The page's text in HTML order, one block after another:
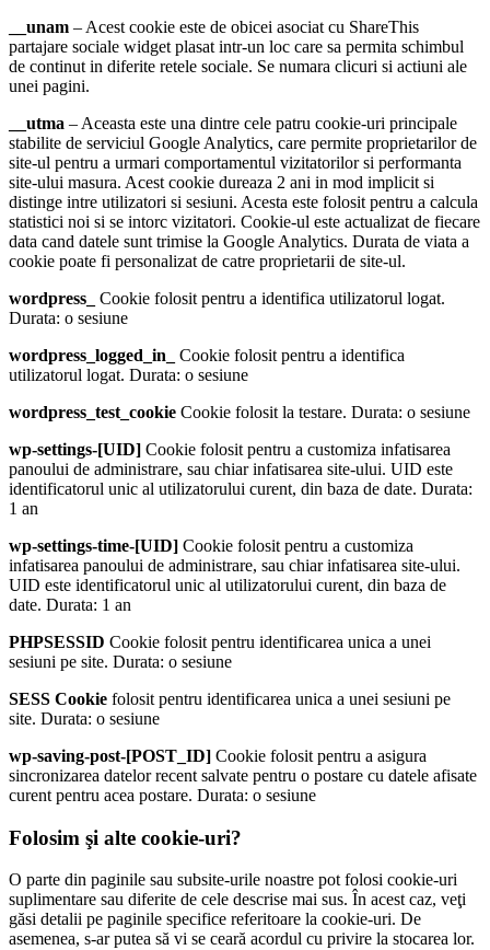
__unam – Acest cookie este de obicei asociat cu ShareThis
partajare sociale widget plasat intr-un loc care sa permita schimbul
de continut in diferite retele sociale. Se numara clicuri si actiuni ale
unei pagini.
__utma – Aceasta este una dintre cele patru cookie-uri principale
stabilite de serviciul Google Analytics, care permite proprietarilor de
site-ul pentru a urmari comportamentul vizitatorilor si performanta
site-ului masura. Acest cookie dureaza 2 ani in mod implicit si
distinge intre utilizatori si sesiuni. Acesta este folosit pentru a calcula
statistici noi si se intorc vizitatori. Cookie-ul este actualizat de fiecare
data cand datele sunt trimise la Google Analytics. Durata de viata a
cookie poate fi personalizat de catre proprietarii de site-ul.
wordpress_
Cookie folosit pentru a identifica utilizatorul logat.
Durata: o sesiune
wordpress_logged_in_
Cookie folosit pentru a identifica
utilizatorul logat. Durata: o sesiune
wordpress_test_cookie Cookie folosit la testare. Durata: o sesiune
wp-settings-[UID] Cookie folosit pentru a customiza infatisarea
panoului de administrare, sau chiar infatisarea site-ului. UID este
identificatorul unic al utilizatorului curent, din baza de date. Durata:
1 an
wp-settings-time-[UID] Cookie folosit pentru a customiza
infatisarea panoului de administrare, sau chiar infatisarea site-ului.
UID este identificatorul unic al utilizatorului curent, din baza de
date. Durata: 1 an
PHPSESSID Cookie folosit pentru identificarea unica a unei
sesiuni pe site. Durata: o sesiune
SESS Cookie folosit pentru identificarea unica a unei sesiuni pe
site. Durata: o sesiune
wp-saving-post-[POST_ID] Cookie folosit pentru a asigura
sincronizarea datelor recent salvate pentru o postare cu datele afisate
curent pentru acea postare. Durata: o sesiune
Folosim şi alte cookie-uri?
O parte din paginile sau subsite-urile noastre pot folosi cookie-uri
suplimentare sau diferite de cele descrise mai sus. În acest caz, veţi
găsi detalii pe paginile specifice referitoare la cookie-uri. De
asemenea, s-ar putea să vi se ceară acordul cu privire la stocarea lor.